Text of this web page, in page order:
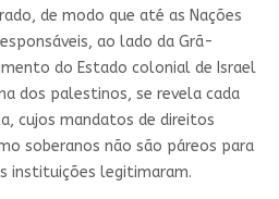
de modo que até as Nações
ao lado da Grã-
do Estado colonial de Israel
dos palestinos, se revela cada
cujos mandatos de direitos
soberanos não são páreos para
instituições legitimaram.